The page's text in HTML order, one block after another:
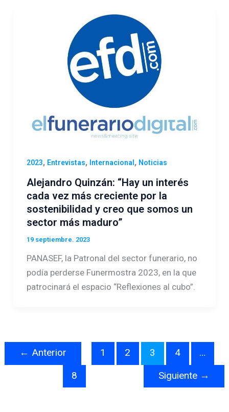
2023, Entrevistas, Internacional , Noticias
Alejandro Quinzán: “Hay un interés
cada vez más creciente por la
sostenibilidad y creo que somos un
sector más maduro”
19 septiembre. 2023
PANASEF, la Patronal del sector funerario, no
podía perderse Funermostra 2023, en la que
patrocinará el espacio “Reflexiones al cubo”.
← Anterior 1 2 3 4
…
8
Siguiente →